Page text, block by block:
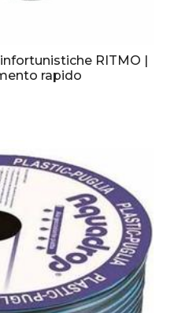
RITMO |
rapido